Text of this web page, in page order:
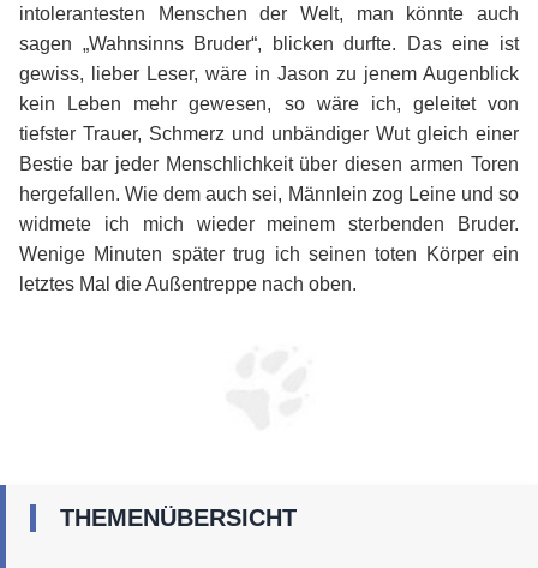
intolerantesten Menschen der Welt, man könnte auch
sagen „Wahnsinns Bruder“, blicken durfte. Das eine ist
gewiss, lieber Leser, wäre in Jason zu jenem Augenblick
kein Leben mehr gewesen, so wäre ich, geleitet von
tiefster Trauer, Schmerz und unbändiger Wut gleich einer
Bestie bar jeder Menschlichkeit über diesen armen Toren
hergefallen. Wie dem auch sei, Männlein zog Leine und so
widmete ich mich wieder meinem sterbenden Bruder.
Wenige Minuten später trug ich seinen toten Körper ein
letztes Mal die Außentreppe nach oben.
THEMENÜBERSICHT